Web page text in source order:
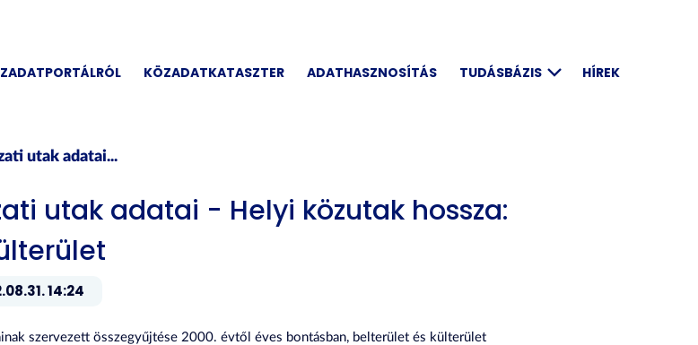
KÖZADATKATASZTER ADATHASZNOSÍTÁS TUDÁSBÁZIS HÍREK
utak adatai...
utak adatai - Helyi közutak hossza:
14:24
szervezett összegyűjtése 2000. évtől éves bontásban, belterület és külterület